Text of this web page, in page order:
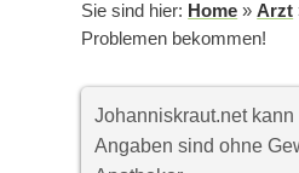
Sie sind hier: Home »Arzt
Problemen bekommen!
Johanniskraut.net
Angaben sind ohne